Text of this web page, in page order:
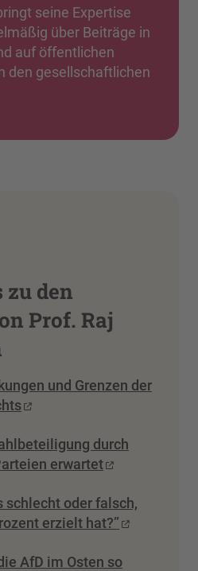
seine Expertise
über Beiträge in
auf öffentlichen
den gesellschaftlichen
zu den
Prof. Raj
und Grenzen der
durch
erwartet
schlecht oder falsch,
erzielt hat?”
AfD im Osten so